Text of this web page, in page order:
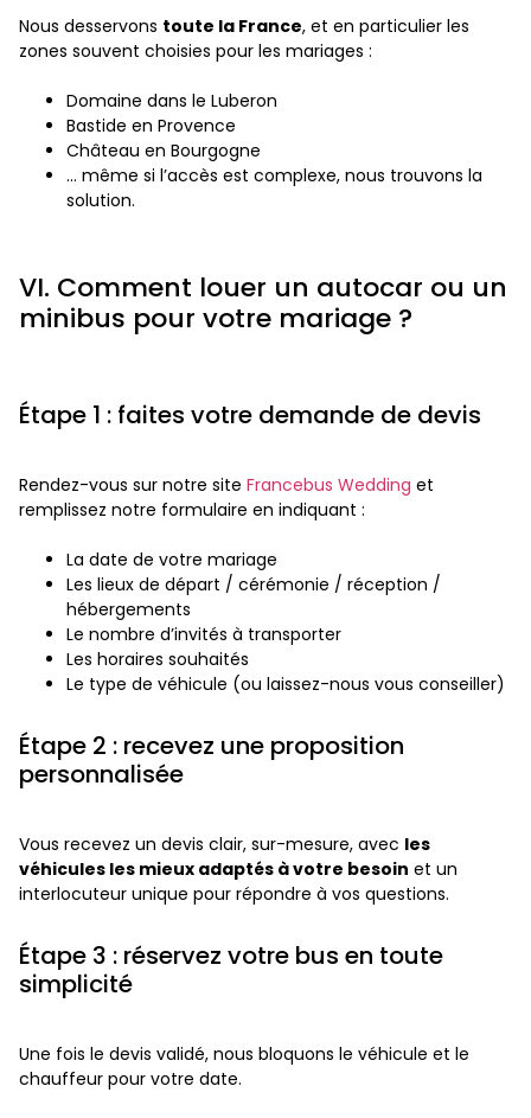
Nous desservons toute la France, et en particulier les
zones souvent choisies pour les mariages :
Domaine dans le Luberon
Bastide en Provence
Château en Bourgogne
… même si l’accès est complexe, nous trouvons la
solution.
VI. Comment louer un autocar ou un
minibus pour votre mariage ?
Étape 1 : faites votre demande de devis
Rendez-vous sur notre site Francebus Wedding et
remplissez notre formulaire en indiquant :
La date de votre mariage
Les lieux de départ / cérémonie / réception /
hébergements
Le nombre d’invités à transporter
Les horaires souhaités
Le type de véhicule (ou laissez-nous vous conseiller)
Étape 2 : recevez une proposition
personnalisée
Vous recevez un devis clair, sur-mesure, avec les
véhicules les mieux adaptés à votre besoin et un
interlocuteur unique pour répondre à vos questions.
Étape 3 : réservez votre bus en toute
simplicité
Une fois le devis validé, nous bloquons le véhicule et le
chauffeur pour votre date.